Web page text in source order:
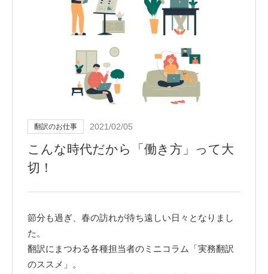
翻訳のお仕事 2021/02/05
こんな時代だから「働き方」って大
切！
節分も過ぎ、春の訪れが待ち遠しい日々となりまし
た。
翻訳にまつわる各種担当者のミニコラム「実務翻訳
のススメ」。